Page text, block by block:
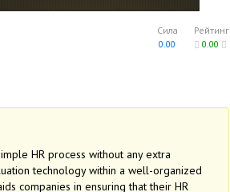
Рейтинг
0.00
Сила
0.00
HR process without any extra
technology within a well-organized
companies in ensuring that their HR